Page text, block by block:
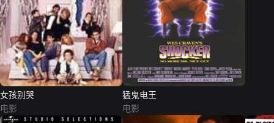
女孩别哭
电影
猛鬼电王
电影